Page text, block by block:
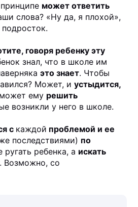
может ответить
слова? «Ну да, я плохой»,
говоря ребенку эту
знал, что в школе им
это знает. Чтобы
Может, иустыдится,
ему решить
возникли у него в школе.
с каждой проблемой и ее
последствиями) по
ругать ребенка, а искать
Возможно, со